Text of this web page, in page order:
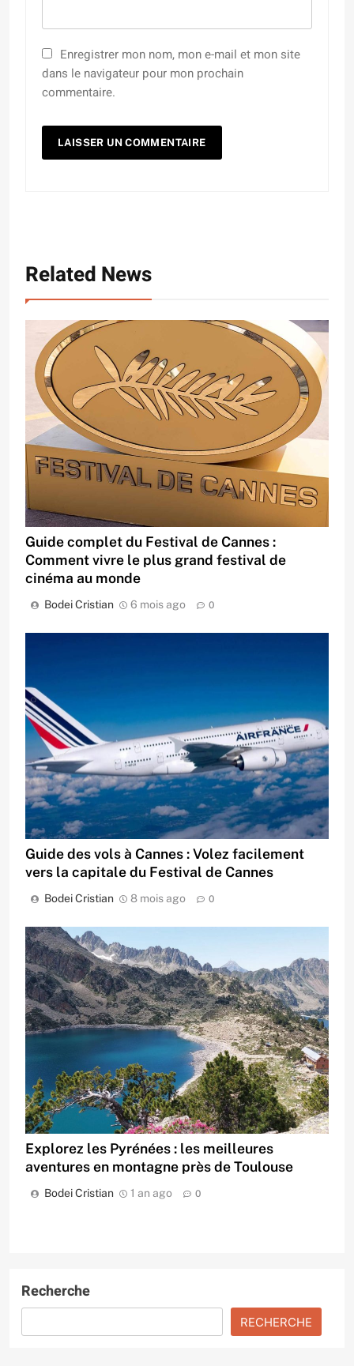
Enregistrer mon nom, mon e-mail et mon site
dans le navigateur pour mon prochain
commentaire.
Related News
Guide complet du Festival de Cannes :
Comment vivre le plus grand festival de
cinéma au monde
Bodei Cristian 6 mois ago 0
Guide des vols à Cannes : Volez facilement
vers la capitale du Festival de Cannes
Bodei Cristian 8 mois ago 0
Explorez les Pyrénées : les meilleures
aventures en montagne près de Toulouse
Bodei Cristian 1 an ago 0
Recherche
RECHERCHE